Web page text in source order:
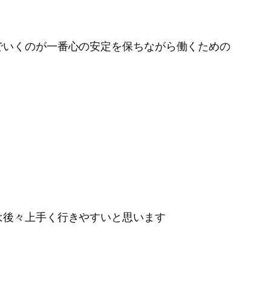
くのが一番心の安定を保ちながら働くための
々上手く行きやすいと思います